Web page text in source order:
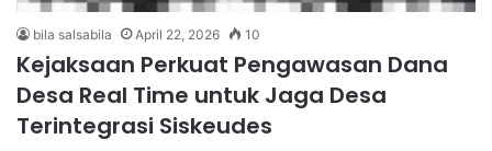
bila salsabila April 22, 2026 10
Kejaksaan Perkuat Pengawasan Dana
Desa Real Time untuk Jaga Desa
Terintegrasi Siskeudes